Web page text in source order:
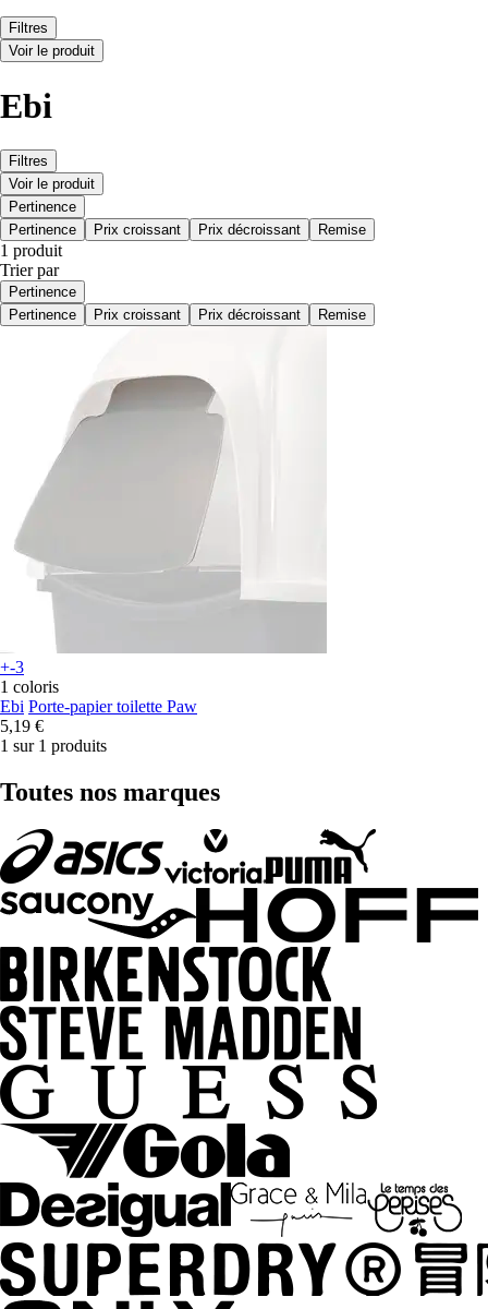
Filtres
Voir le produit
Ebi
Filtres
Voir le produit
Pertinence
Pertinence
Prix croissant Prix décroissant Remise
1 produit
Trier par
Pertinence
Pertinence
Prix croissant Prix décroissant Remise
+-3
1 coloris
Ebi Porte-papier toilette Paw
5,19 €
1 sur 1 produits
Toutes nos marques